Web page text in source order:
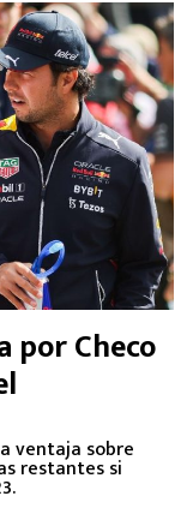
por Checo
ventaja sobre
restantes si